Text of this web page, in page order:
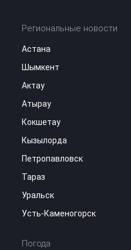
Региональные новости
Астана
Шымкент
Актау
Атырау
Кокшетау
Кызылорда
Петропавловск
Тараз
Уральск
Усть-Каменогорск
Погода